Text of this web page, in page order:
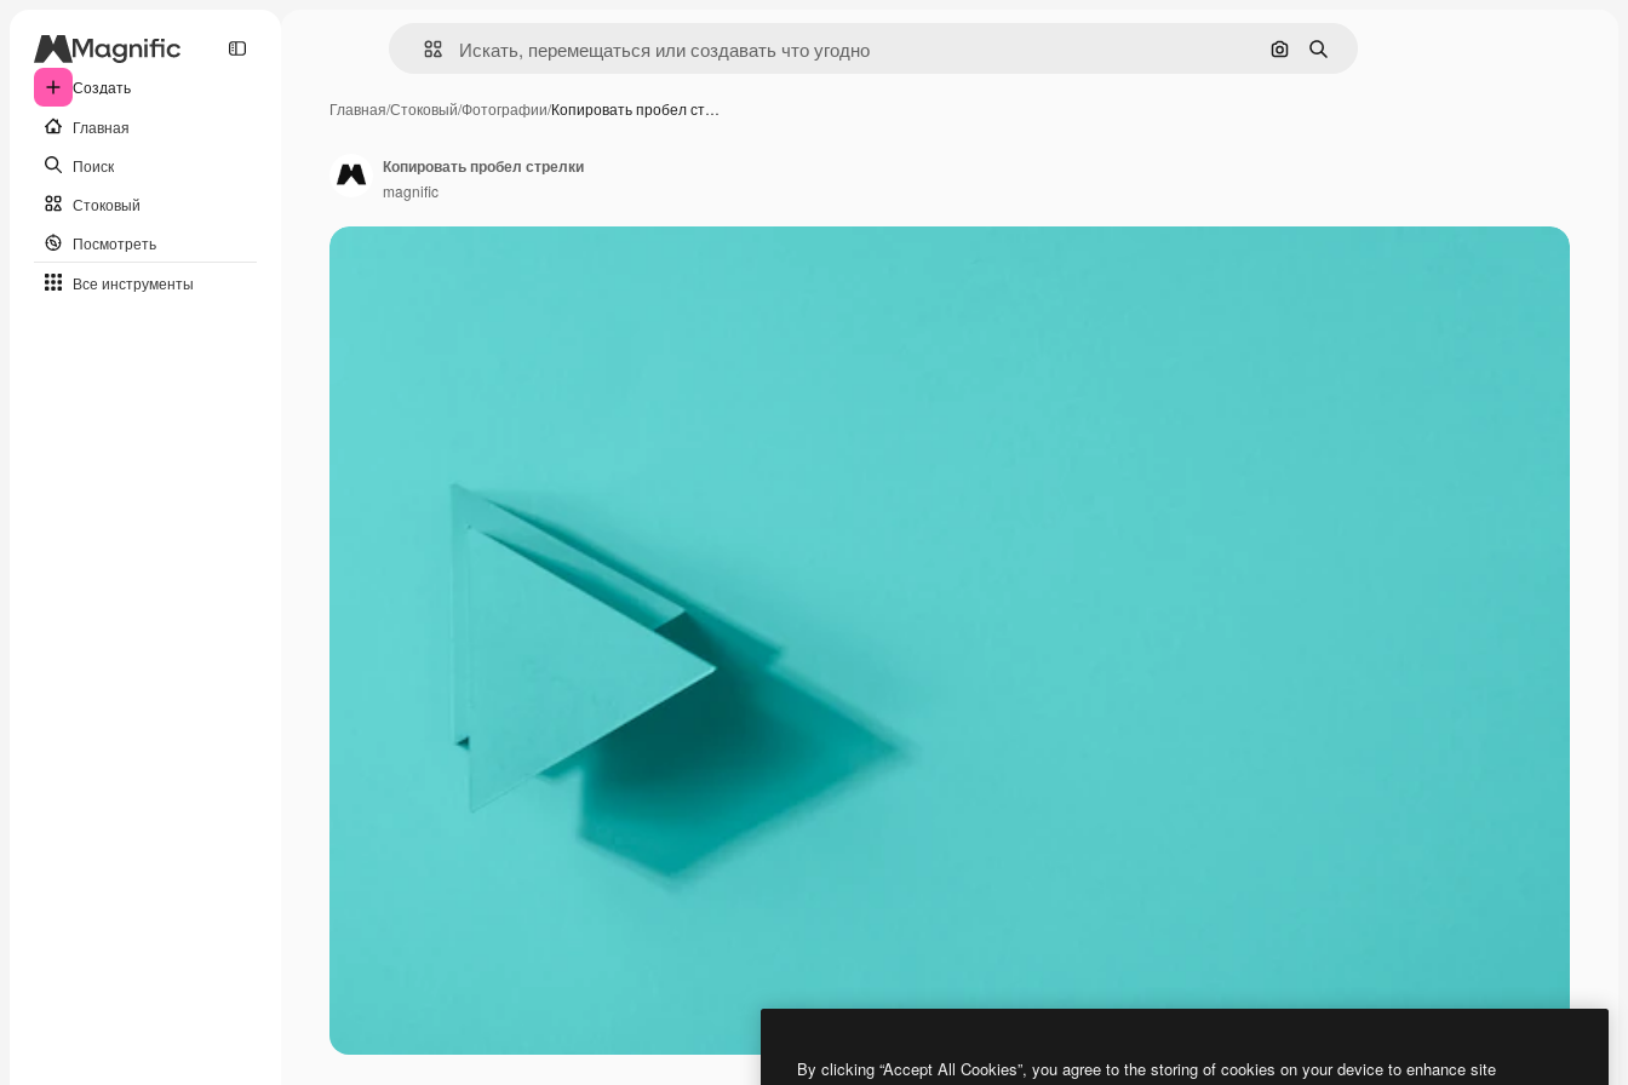
Создать
Главная
Поиск
Стоковый
Посмотреть
Все инструменты
Поиск по изображению
Поиск
Главная/Стоковый/Фотографии/Копировать пробел ст…
Копировать пробел стрелки
magnific
By clicking “Accept All Cookies”, you agree to the storing of cookies on your device to enhance site